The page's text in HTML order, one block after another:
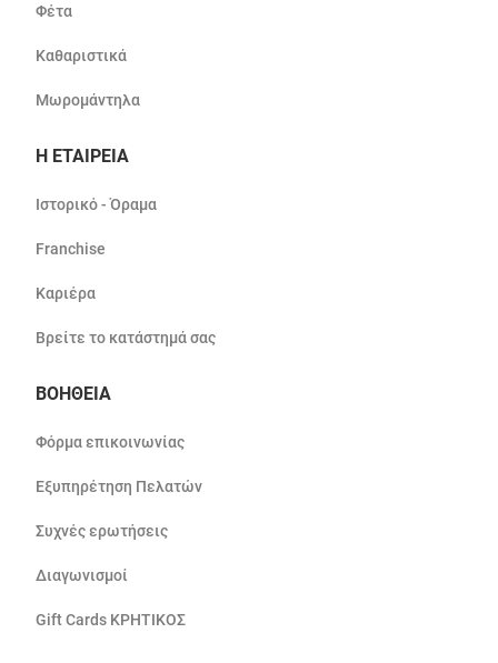
Φέτα
Καθαριστικά
Μωρομάντηλα
Η ΕΤΑΙΡΕΙΑ
Ιστορικό - Όραμα
Franchise
Καριέρα
Βρείτε το κατάστημά σας
ΒΟΗΘΕΙΑ
Φόρμα επικοινωνίας
Εξυπηρέτηση Πελατών
Συχνές ερωτήσεις
Διαγωνισμοί
Gift Cards ΚΡΗΤΙΚΟΣ